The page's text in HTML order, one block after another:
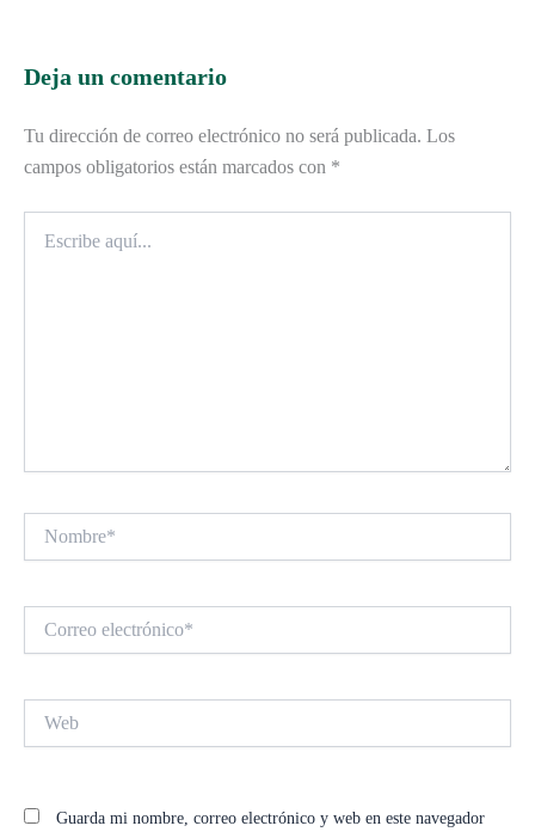
Deja un comentario
Tu dirección de correo electrónico no será publicada. Los
campos obligatorios están marcados con *
aquí...
electrónico*
Guarda mi nombre, correo electrónico y web en este navegador